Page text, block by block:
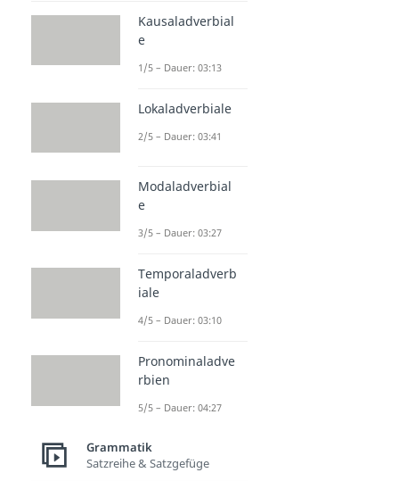
Kausaladverbial
e
1/5 – Dauer: 03:13
Lokaladverbiale
2/5 – Dauer: 03:41
Modaladverbial
e
3/5 – Dauer: 03:27
Temporaladverb
iale
4/5 – Dauer: 03:10
Pronominaladve
rbien
5/5 – Dauer: 04:27
Grammatik
Satzreihe & Satzgefüge